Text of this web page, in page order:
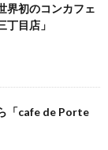
界初のコンカフェ
丁目店」
「cafe de Porte